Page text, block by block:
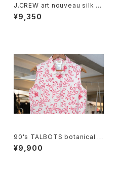
J.CREW art nouveau silk p
ullover Blouse
¥9,350
90's TALBOTS botanical s
croll printed Irish linen sle
eveless Shirt
¥9,900